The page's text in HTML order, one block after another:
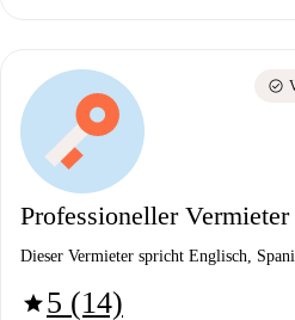
Professioneller Vermieter
Dieser Vermieter spricht Englisch,
star5 (14)
check_circle